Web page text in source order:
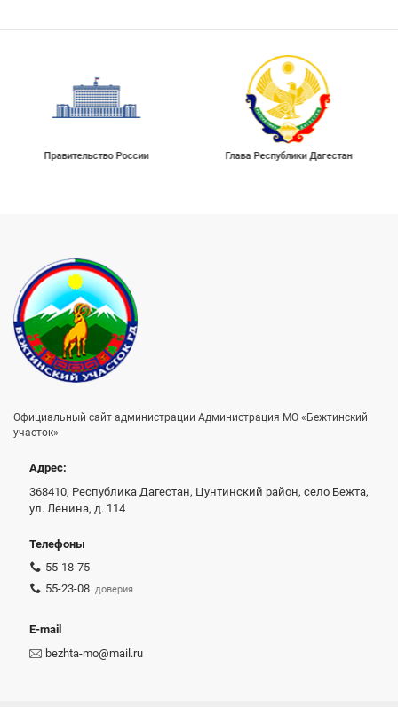
Правительство России Глава Республики Дагестан
Официальный сайт администрации Администрация МО «Бежтинский
участок»
Адрес:
368410, Республика Дагестан, Цунтинский район, село Бежта,
ул. Ленина, д. 114
Телефоны
55-18-75
55-23-08 доверия
E-mail
bezhta-mo@mail.ru